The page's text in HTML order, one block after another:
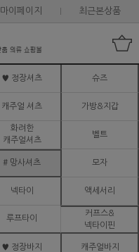
마이페이지 최근본상품
♥ 정장셔츠 슈즈
캐주얼 셔츠 가방&지갑
화려한
캐주얼셔츠
벨트
# 망사셔츠 모자
넥타이 액세서리
루프타이
커프스&
넥타이핀
♥ 정장바지 캐주얼바지